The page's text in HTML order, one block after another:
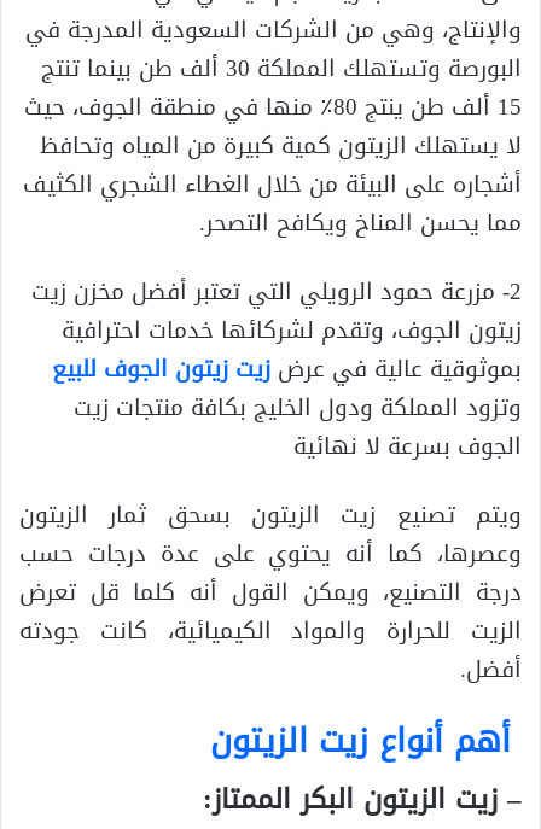
والإنتاج، وهي من الشركات السعودية المدرجة في
البورصة وتستهلك المملكة 30 ألف طن بينما تنتج
15 ألف طن ينتج 80٪ منها في منطقة الجوف، حيث
لا يستهلك الزيتون كمية كبيرة من المياه وتحافظ
أشجاره على البيئة من خلال الغطاء الشجري الكثيف
مما يحسن المناخ ويكافح التصحر.
2- مزرعة حمود الرويلي التي تعتبر أفضل مخزن زيت
زيتون الجوف، وتقدم لشركائها خدمات احترافية
بموثوقية عالية في عرضزيت زيتون الجوف للبيع
وتزود المملكة ودول الخليج بكافة منتجات زيت
الجوف بسرعة لا نهائية
ويتم تصنيع زيت الزيتون بسحق ثمار الزيتون
وعصرها، كما أنه يحتوي على عدة درجات حسب
درجة التصنيع، ويمكن القول أنه كلما قل تعرض
الزيت للحرارة والمواد الكيميائية، كانت جودته
أفضل.
أهم أنواع زيت الزيتون
– زيت الزيتون البكر الممتاز: